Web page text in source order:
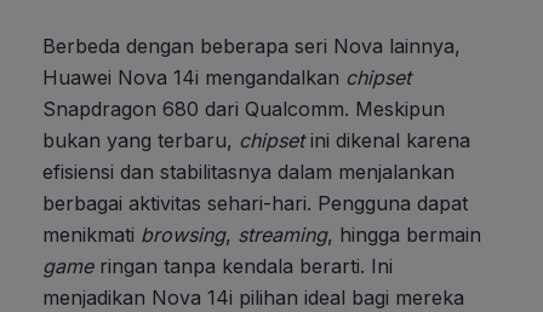
Berbeda dengan beberapa seri Nova lainnya,
Huawei Nova 14i mengandalkan chipset
Snapdragon 680 dari Qualcomm. Meskipun
bukan yang terbaru, chipsetini dikenal karena
efisiensi dan stabilitasnya dalam menjalankan
berbagai aktivitas sehari-hari. Pengguna dapat
menikmati browsing, streaming, hingga bermain
gameringan tanpa kendala berarti. Ini
menjadikan Nova 14i pilihan ideal bagi mereka